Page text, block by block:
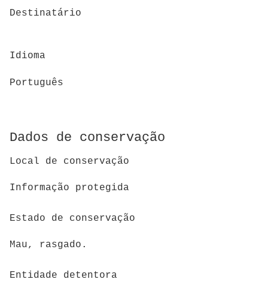
Destinatário
Idioma
Português
Dados de conservação
Local de conservação
Informação protegida
Estado de conservação
Mau, rasgado.
Entidade detentora